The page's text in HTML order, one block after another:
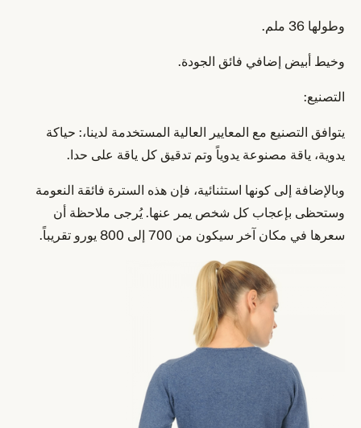
وطولها 36 ملم.
وخيط أبيض إضافي فائق الجودة.
التصنيع:
يتوافق التصنيع مع المعايير العالية المستخدمة لدينا،: حياكة
يدوية، ياقة مصنوعة يدوياً وتم تدقيق كل ياقة على حدا.
وبالإضافة إلى كونها استثنائية، فإن هذه السترة فائقة النعومة
وستحظى بإعجاب كل شخص يمر عنها. يُرجى ملاحظة أن
سعرها في مكان آخر سيكون من 700 إلى 800 يورو تقريباً.